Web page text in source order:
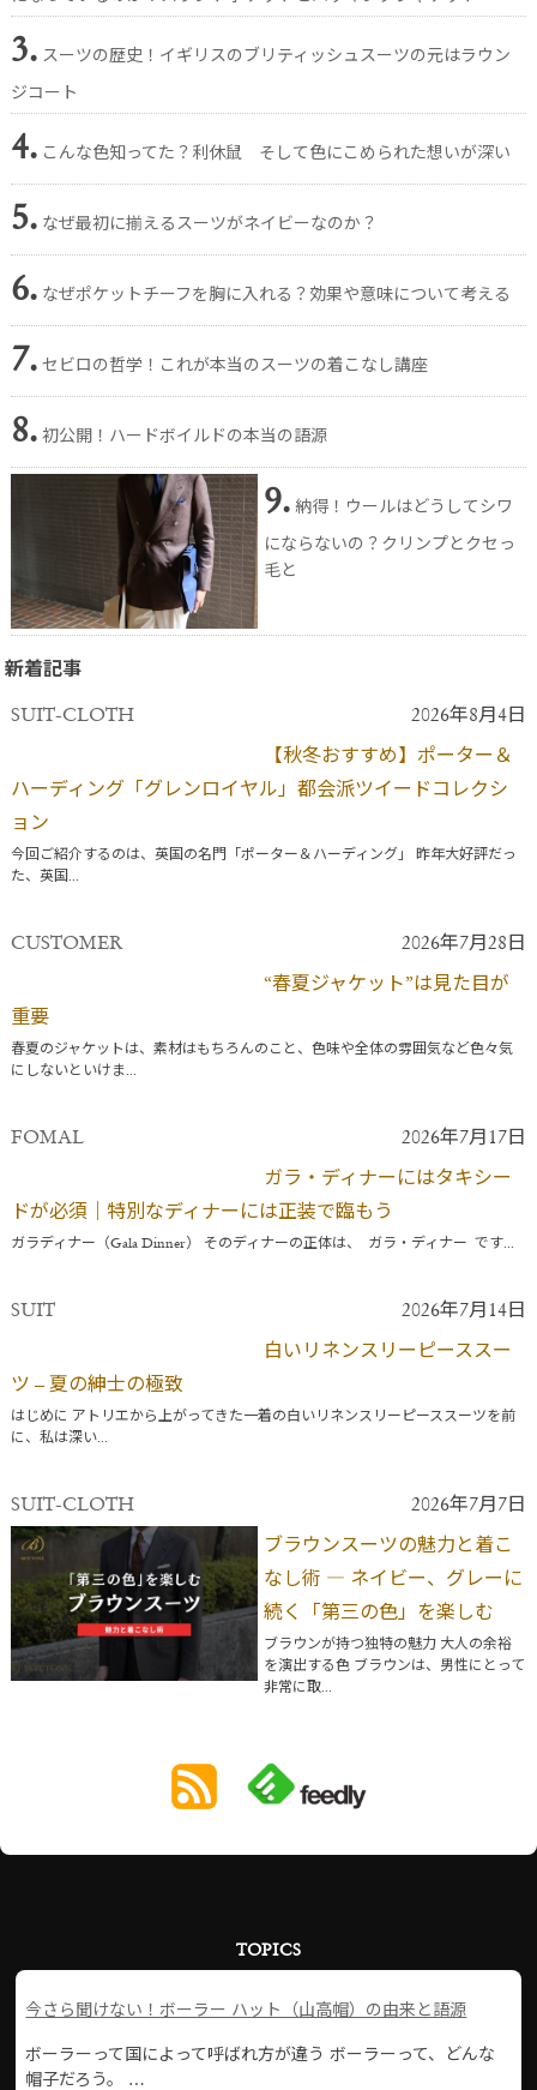
3. スーツの歴史！イギリスのブリティッシュスーツの元はラウン
ジコート
4. こんな色知ってた？利休鼠 そして色にこめられた想いが深い
5. なぜ最初に揃えるスーツがネイビーなのか？
6. なぜポケットチーフを胸に入れる？効果や意味について考える
7. セビロの哲学！これが本当のスーツの着こなし講座
8. 初公開！ハードボイルドの本当の語源
9. 納得！ウールはどうしてシワ
にならないの？クリンプとクセっ
毛と
新着記事
SUIT-CLOTH 2026年8月4日
【秋冬おすすめ】ポーター＆
ハーディング「グレンロイヤル」都会派ツイードコレクシ
ョン
今回ご紹介するのは、英国の名門「ポーター＆ハーディング」 昨年大好評だっ
た、英国...
CUSTOMER 2026年7月28日
“春夏ジャケット”は見た目が
重要
春夏のジャケットは、素材はもちろんのこと、色味や全体の雰囲気など色々気
にしないといけま...
FOMAL 2026年7月17日
ガラ・ディナーにはタキシー
ドが必須｜特別なディナーには正装で臨もう
ガラディナー（Gala Dinner） そのディナーの正体は、 ガラ・ディナー です...
SUIT 2026年7月14日
白いリネンスリーピーススー
ツ – 夏の紳士の極致
はじめに アトリエから上がってきた一着の白いリネンスリーピーススーツを前
に、私は深い...
SUIT-CLOTH 2026年7月7日
ブラウンスーツの魅力と着こ
なし術 ― ネイビー、グレーに
続く「第三の色」を楽しむ
ブラウンが持つ独特の魅力 大人の余裕
を演出する色 ブラウンは、男性にとって
非常に取...
TOPICS
今さら聞けない！ボーラー ハット（山高帽）の由来と語源
ボーラーって国によって呼ばれ方が違う ボーラーって、どんな
帽子だろう。 …